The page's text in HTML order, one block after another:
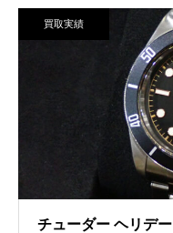
買取実績
チューダー ヘリデ